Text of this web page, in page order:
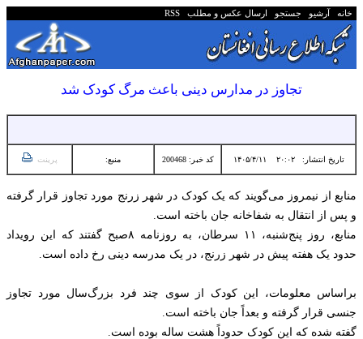
خانه آرشیو جستجو ارسال عکس و مطلب RSS
تجاوز در مدارس دینی باعث مرگ کودک شد
تاریخ انتشار:۲۰:۰۲ ۱۴۰۵/۴/۱۱ کد خبر: 200468 منبع: پرینت
منابع از نیمروز می‌گویند که یک کودک در شهر زرنج مورد تجاوز قرار گرفته
و پس از انتقال به شفاخانه جان باخته است.
منابع، روز پنج‌شنبه، ۱۱ سرطان، به روزنامه ۸صبح گفتند که این رویداد
حدود یک هفته پیش در شهر زرنج، در یک مدرسه دینی رخ داده است.
براساس معلومات، این کودک از سوی چند فرد بزرگ‌سال مورد تجاوز
جنسی قرار گرفته و بعداً جان باخته است.
گفته شده که این کودک حدوداً هشت ساله بوده است.